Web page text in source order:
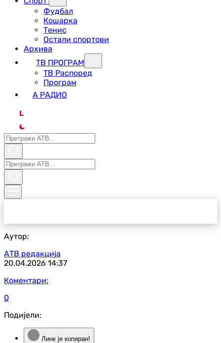
Фудбал
Кошарка
Тенис
Остали спортови
Архива
ТВ ПРОГРАМ
ТВ Распоред
Програм
А РАДИО
L
Аутор:
АТВ редакција
20.04.2026 14:37
Коментари:
0
Подијели:
Линк је копиран!